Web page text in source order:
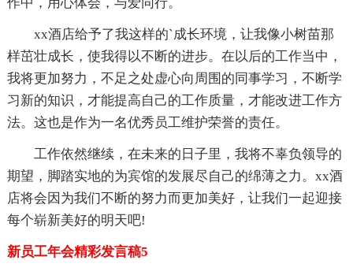
作中，用心体会，与爱同行。
xx酒店给予了我这样的`成长环境，让我像小树苗那
样茁壮成长，使我得以不断的进步。在以后的工作当中，
我将更加努力，不足之处虚心向周围的同事学习，不断学
习新的知识，才能提高自己的工作质量，才能改进工作方
法。这也是作为一名优秀员工维护荣誉的责任。
工作依然继续，在未来的日子里，我将不辜负领导的
期望，脚踏实地的为宾馆的发展尽自己的绵薄之力。xx酒
店将会因为我们不断的努力而更加美好，让我们一起迎接
每个崭新美好的明天吧!
新员工年会精彩发言稿5